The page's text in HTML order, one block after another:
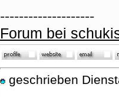
--------------------
Forum bei
geschrieben